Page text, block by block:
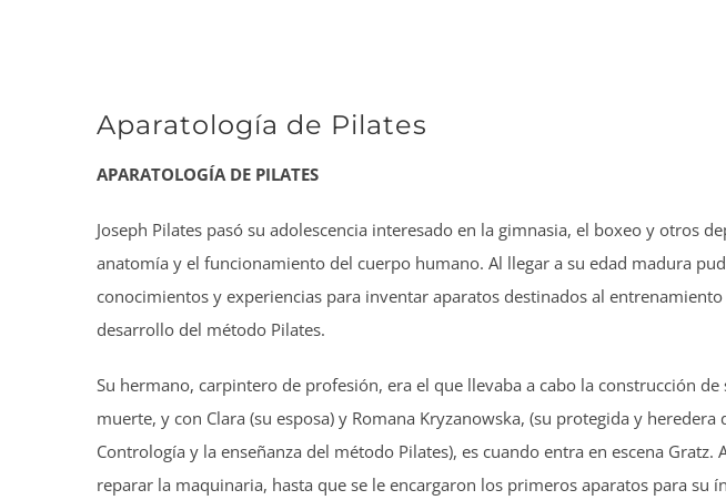
Aparatología de Pilates
APARATOLOGÍA DE PILATES
Joseph Pilates pasó su adolescencia interesado en la gimnasia, el boxeo y otros
anatomía y el funcionamiento del cuerpo humano. Al llegar a su edad madura
conocimientos y experiencias para inventar aparatos destinados al
desarrollo del método Pilates.
Su hermano, carpintero de profesión, era el que llevaba a cabo la construcción de
muerte, y con Clara (su esposa) y Romana Kryzanowska, (su protegida y
Contrología y la enseñanza del método Pilates), es cuando entra en escena Gratz.
reparar la maquinaria, hasta que se le encargaron los primeros aparatos para su